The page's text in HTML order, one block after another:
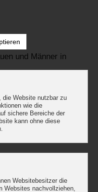
und Männer in
vor Spambots
JavaScript